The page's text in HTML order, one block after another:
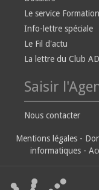
Le service
Info-lettre spéciale
Le Fil d'actu
La lettre du Club
Saisir
Nous contacter
Mentions légales -
informatiques -